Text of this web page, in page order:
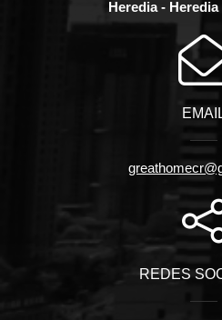
Heredia -
REDES